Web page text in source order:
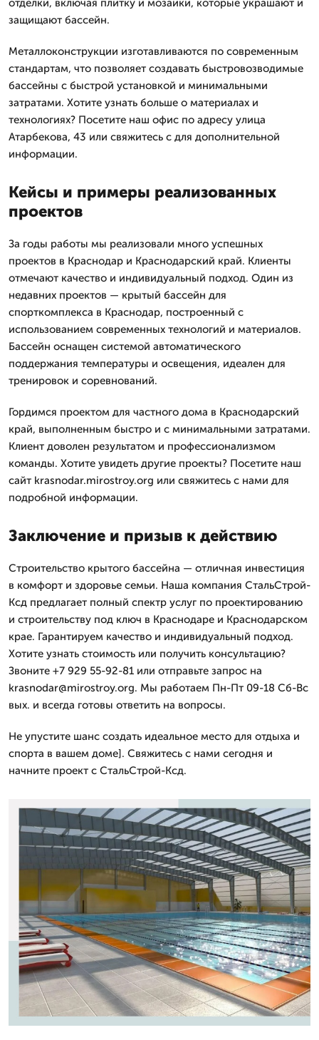
отделки, включая плитку и мозаики, которые украшают и
защищают бассейн.
Металлоконструкции изготавливаются по современным
стандартам, что позволяет создавать быстровозводимые
бассейны с быстрой установкой и минимальными
затратами. Хотите узнать больше о материалах и
технологиях? Посетите наш офис по адресу улица
Атарбекова, 43 или свяжитесь с для дополнительной
информации.
Кейсы и примеры реализованных
проектов
За годы работы мы реализовали много успешных
проектов в Краснодар и Краснодарский край. Клиенты
отмечают качество и индивидуальный подход. Один из
недавних проектов — крытый бассейн для
спорткомплекса в Краснодар, построенный с
использованием современных технологий и материалов.
Бассейн оснащен системой автоматического
поддержания температуры и освещения, идеален для
тренировок и соревнований.
Гордимся проектом для частного дома в Краснодарский
край, выполненным быстро и с минимальными затратами.
Клиент доволен результатом и профессионализмом
команды. Хотите увидеть другие проекты? Посетите наш
сайт krasnodar.mirostroy.org или свяжитесь с нами для
подробной информации.
Заключение и призыв к действию
Строительство крытого бассейна — отличная инвестиция
в комфорт и здоровье семьи. Наша компания СтальСтрой-
Ксд предлагает полный спектр услуг по проектированию
и строительству под ключ в Краснодаре и Краснодарском
крае. Гарантируем качество и индивидуальный подход.
Хотите узнать стоимость или получить консультацию?
Звоните +7 929 55-92-81 или отправьте запрос на
krasnodar@mirostroy.org. Мы работаем Пн-Пт 09-18 Сб-Вс
вых. и всегда готовы ответить на вопросы.
Не упустите шанс создать идеальное место для отдыха и
спорта в вашем доме]. Свяжитесь с нами сегодня и
начните проект с СтальСтрой-Ксд.